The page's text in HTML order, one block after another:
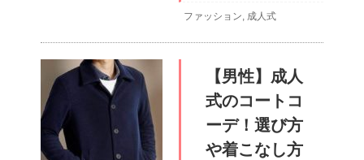
ファッション, 成人式
【男性】成人
式のコートコ
ーデ！選び方
や着こなし方